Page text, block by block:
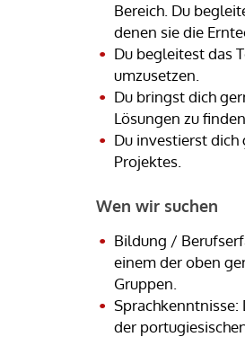
Bereich. Du
denen sie die
Du begleitest das
umzusetzen.
Du bringst dich
Lösungen zu finden.
Du investierst dich
Projektes.
Wen wir suchen
Bildung /
einem der oben
Gruppen.
der